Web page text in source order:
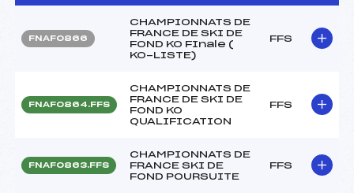
FNAF0866
CHAMPIONNATS DE
FRANCE DE SKI DE
FOND KO FInale (
KO-LISTE)
FFS
FNAF0864.FFS
CHAMPIONNATS DE
FRANCE DE SKI DE
FOND KO
QUALIFICATION
FFS
FNAF0863.FFS
CHAMPIONNATS DE
FRANCE SKI DE
FOND POURSUITE
FFS